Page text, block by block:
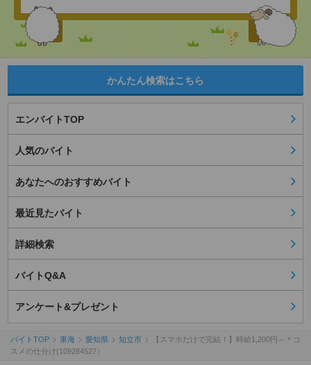
かんたん検索はこちら
エンバイトTOP
人気のバイト
あなたへのおすすめバイト
最近見たバイト
詳細検索
バイトQ&A
アンケート&プレゼント
バイトTOP 東海 愛知県 知立市
【スマホだけで完結！】時給1,200円～＊コ
スメの仕分け(109284527）